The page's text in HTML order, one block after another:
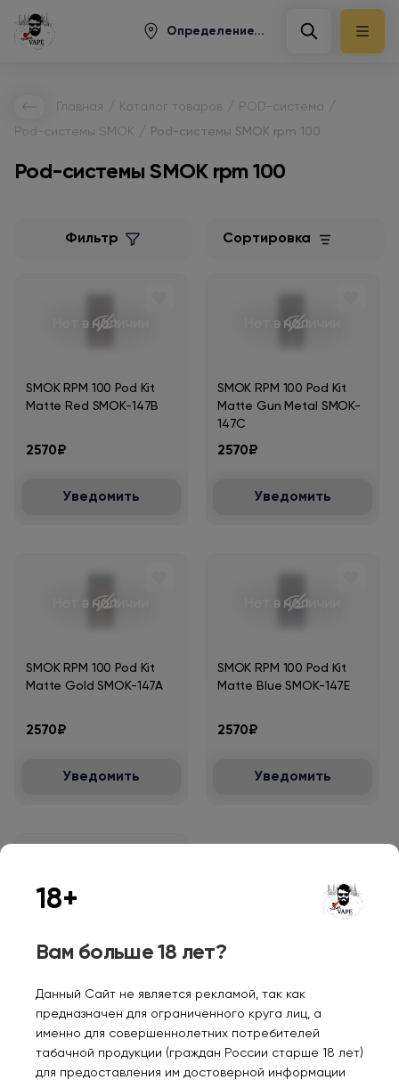
Определение...
Главная Каталог товаров POD-система
Pod-системы SMOK Pod-системы SMOK rpm 100
Pod-системы SMOK rpm 100
Фильтр Сортировка
Нет в наличии
SMOK RPM 100 Pod Kit
Matte Red SMOK-147B
2570₽
Уведомить
Нет в наличии
SMOK RPM 100 Pod Kit
Matte Gun Metal SMOK-
147C
2570₽
Уведомить
Нет в наличии
SMOK RPM 100 Pod Kit
Matte Gold SMOK-147A
2570₽
Уведомить
Нет в наличии
SMOK RPM 100 Pod Kit
Matte Blue SMOK-147E
2570₽
Уведомить
SMOK RPM 100 Pod Kit
2570₽
Уведомить
18+
Вам больше 18 лет?
Данный Сайт не является рекламой, так как
предназначен для ограниченного круга лиц, а
именно для совершеннолетних потребителей
табачной продукции (граждан России старше 18 лет)
для предоставления им достоверной информации